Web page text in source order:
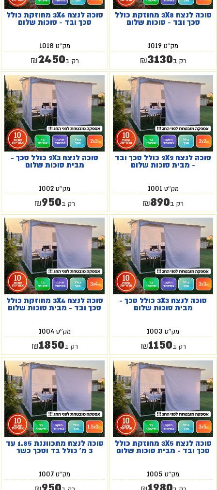
סוכה לנצח 3X8 מחוזקת כולל
סכך ובד - סוכות שלום
מק''ט 1019
רק ב ₪3130
סוכה לנצח 3X6 מחוזקת כולל
סכך ובד - סוכות שלום
מק''ט 1018
רק ב ₪2450
סוכה לנצח 2X2 כולל סכך ובד
- מבית סוכות שלום
מק''ט 1001
רק ב ₪890
סוכה לנצח 2X3 כולל סכך -
מבית סוכות שלום
מק''ט 1002
רק ב ₪950
סוכה לנצח 3X3 כולל סכך -
מבית סוכות שלום
מק''ט 1003
רק ב ₪1150
סוכה לנצח 3X4 מחוזקת כולל
סכך ובד - מבית סוכות שלום
מק''ט1004
רק ב ₪1850
סוכה לנצח 3X5 מחוזקת כולל
סכך ובד - מבית סוכות שלום
מק''ט 1005
1980
סוכה לנצח מתכווננת 1.85 עד
3 מ' כולל בד וסכך כשר
מק''ט 1007
950